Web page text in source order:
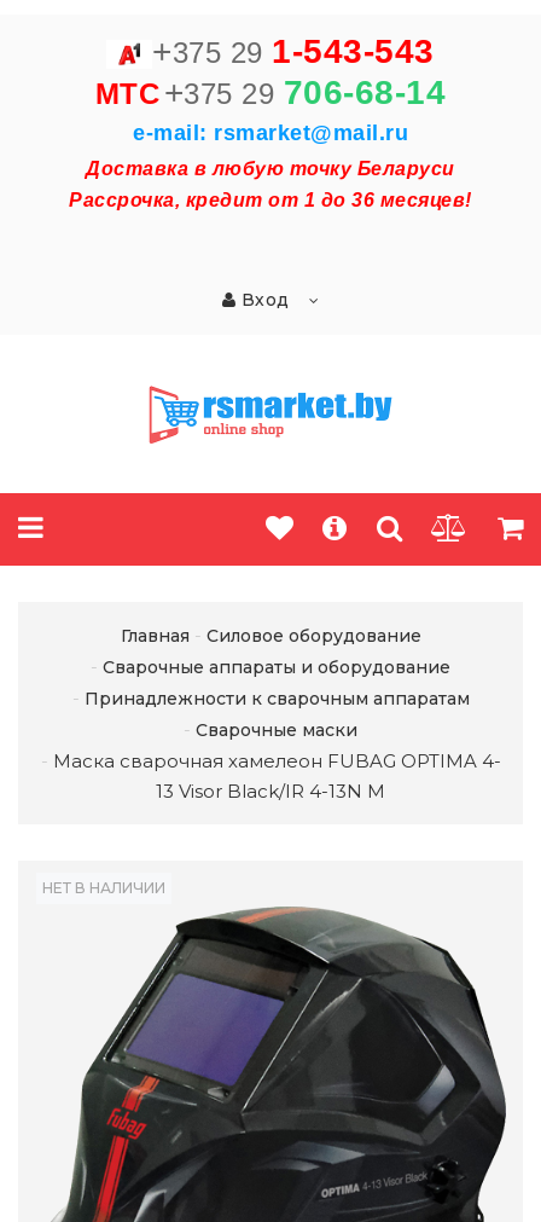
+375 29 1-543-543
MTC+375 29 706-68-14
e-mail: rsmarket@mail.ru
Доставка в любую точку Беларуси
Рассрочка, кредит от 1 до 36 месяцев!
Вход
Главная
Силовое оборудование
Сварочные аппараты и оборудование
Принадлежности к сварочным аппаратам
Сварочные маски
Маска сварочная хамелеон FUBAG OPTIMA 4-
13 Visor Black/IR 4-13N M
НЕТ В НАЛИЧИИ